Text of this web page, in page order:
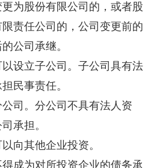
股份有限公司的，或者股
责任公司的，公司变更前的
公司承继。
立子公司。子公司具有法
民事责任。
。分公司不具有法人资
承担。
其他企业投资。
为对所投资企业的债务承